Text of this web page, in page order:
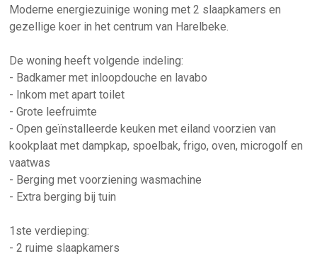
Moderne energiezuinige woning met 2 slaapkamers en
gezellige koer in het centrum van Harelbeke.
De woning heeft volgende indeling:
- Badkamer met inloopdouche en lavabo
- Inkom met apart toilet
- Grote leefruimte
- Open geïnstalleerde keuken met eiland voorzien van
kookplaat met dampkap, spoelbak, frigo, oven, microgolf en
vaatwas
- Berging met voorziening wasmachine
- Extra berging bij tuin
1ste verdieping:
- 2 ruime slaapkamers